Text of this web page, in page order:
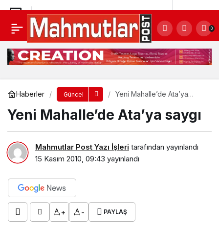
0
Haberler Güncel
Yeni Mahalle’de Ata’ya
Yeni Mahalle’de Ata’ya saygı
Mahmutlar Post Yazı İşleri tarafından yayınlandı
15 Kasım 2010, 09:43 yayınlandı
+ - PAYLAŞ
Arıkan hoca anıldı Yorum Yap